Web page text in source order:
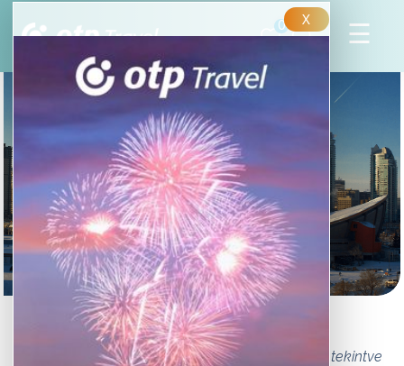
X
0
Kanada városai I.
Kanada különleges ország. Hatalmas - méretét tekintve